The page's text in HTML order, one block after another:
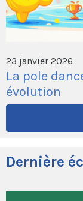
23 janvier 2026
La pole
évolution
Dernière